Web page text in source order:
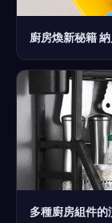
廚房煥新秘籍